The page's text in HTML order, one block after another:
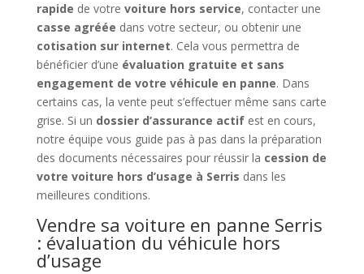
rapide de votre voiture hors service, contacter une
casse agréée dans votre secteur, ou obtenir une
cotisation sur internet. Cela vous permettra de
bénéficier d’une évaluation gratuite et sans
engagement de votre véhicule en panne. Dans
certains cas, la vente peut s’effectuer même sans carte
grise. Si un dossier d’assurance actifest en cours,
notre équipe vous guide pas à pas dans la préparation
des documents nécessaires pour réussir la cession de
votre voiture hors d’usage à Serris dans les
meilleures conditions.
Vendre sa voiture en panne Serris
: évaluation du véhicule hors
d’usage